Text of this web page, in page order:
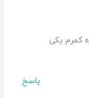
کمرم یکی
پاسخ